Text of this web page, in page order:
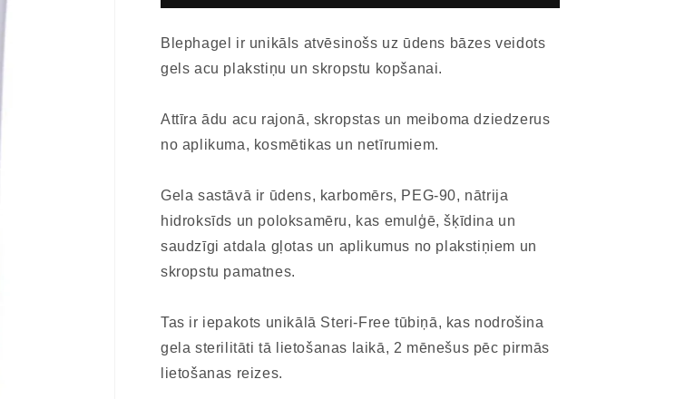
Blephagel ir unikāls atvēsinošs uz ūdens bāzes veidots
gels acu plakstiņu un skropstu kopšanai.
Attīra ādu acu rajonā, skropstas un meiboma dziedzerus
no aplikuma, kosmētikas un netīrumiem.
Gela sastāvā ir ūdens, karbomērs, PEG-90, nātrija
hidroksīds un poloksamēru, kas emulģē, šķīdina un
saudzīgi atdala gļotas un aplikumus no plakstiņiem un
skropstu pamatnes.
​Tas ir iepakots unikālā Steri-Free tūbiņā, kas nodrošina
gela sterilitāti tā lietošanas laikā, 2 mēnešus pēc pirmās
lietošanas reizes.